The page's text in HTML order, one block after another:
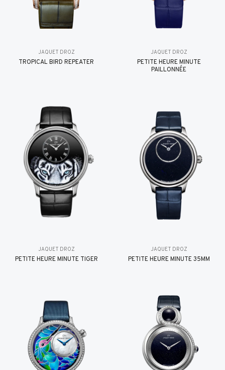
JAQUET DROZ
TROPICAL BIRD REPEATER
JAQUET DROZ
PETITE HEURE MINUTE
PAILLONNÉE
JAQUET DROZ
PETITE HEURE MINUTE TIGER
JAQUET DROZ
PETITE HEURE MINUTE 35MM